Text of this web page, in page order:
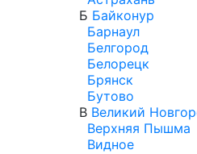
Б Байконур
Барнаул
Белгород
Белорецк
Брянск
Бутово
В Великий
Верхняя Пышма
Видное